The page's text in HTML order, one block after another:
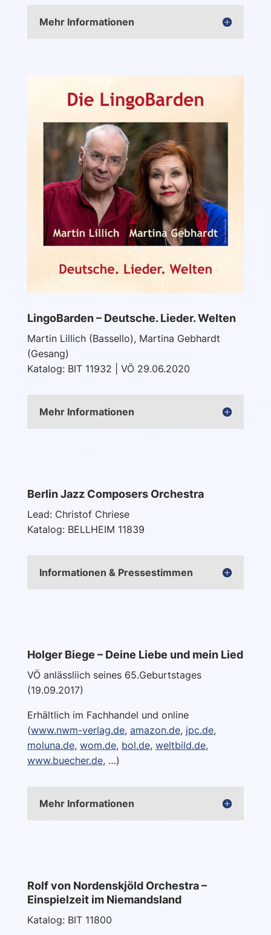
Mehr Informationen
LingoBarden – Deutsche. Lieder. Welten
Martin Lillich (Bassello), Martina Gebhardt
(Gesang)
Katalog: BIT 11932 | VÖ 29.06.2020
Mehr Informationen
Berlin Jazz Composers Orchestra
Lead: Christof Chriese
Katalog: BELLHEIM 11839
Informationen & Pressestimmen
Holger Biege – Deine Liebe und mein Lied
VÖ anlässliich seines 65.Geburtstages
(19.09.2017)
Erhältlich im Fachhandel und online
(www.nwm-verlag.de, amazon.de, jpc.de,
moluna.de, wom.de, bol.de, weltbild.de,
www.buecher.de, …)
Mehr Informationen
Rolf von Nordenskjöld Orchestra –
Einspielzeit im Niemandsland
Katalog: BIT 11800